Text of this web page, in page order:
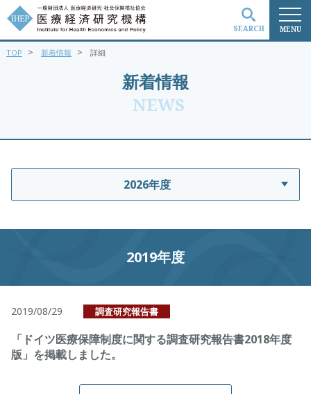
MENU
SEARCH
新着情報
NEWS
TOP > 新着情報 > 詳細
2026年度
2019年度
2019/08/29 調査研究報告書
「ドイツ医療保障制度に関する調査研究報告書2018年度
版」を掲載しました。